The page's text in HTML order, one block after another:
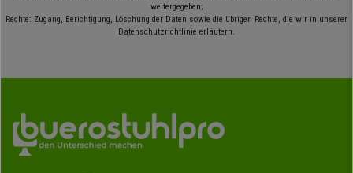
weitergegeben;
Rechte: Zugang, Berichtigung, Löschung der Daten sowie die übrigen Rechte, die wir in unserer
Datenschutzrichtlinie erläutern.